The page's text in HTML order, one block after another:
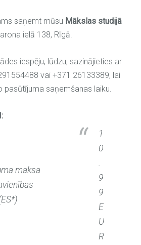
saņemt mūsu Mākslas studijā
ielā 138, Rīgā.
iespēju, lūdzu, sazinājieties ar
vai +371 26133389, lai
pasūtījuma saņemšanas laiku.
maksa
1
0
9
9
E
U
R